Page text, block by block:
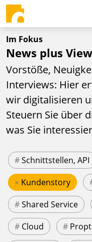
Im Fokus
News plus
Vorstöße,
Interviews: Hier
wir digitalisieren
Steuern Sie über
was Sie
#Schnittstellen, API
× Kundenstory
#Shared Service
# Cloud #